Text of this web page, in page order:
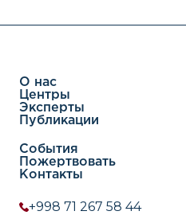
О нас
Центры
Эксперты
Публикации
События
Пожертвовать
Контакты
+998 71 267 58 44